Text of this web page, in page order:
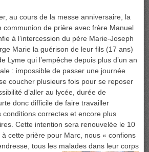
au cours de la messe anniversaire, la
communion de prière avec frère Manuel
à l’intercession du père Marie-Joseph
Marie la guérison de leur fils (17 ans)
Lyme qui l’empêche depuis plus d’un an
: impossible de passer une journée
coucher plusieurs fois pour se reposer
d’aller au lycée, durée de
donc difficile de faire travailler
conditions correctes et encore plus
Cette intention sera renouvelée le 10
cette prière pour Marc, nous « confions
tous les malades dans leur corps